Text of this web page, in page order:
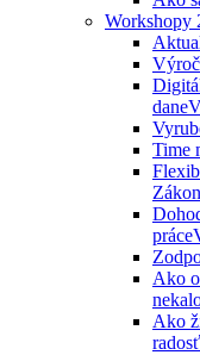
Workshopy
dane
Time
práce
Ako
Ako